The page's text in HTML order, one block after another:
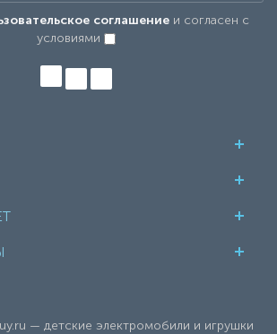
соглашениеи согласен с
условиями
— детские электромобили и игрушки